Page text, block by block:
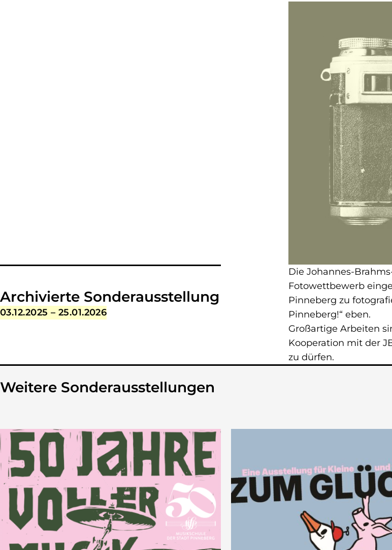
Archivierte Sonderausstellung
Ausstellungszeitraum
03.12.2025 – 25.01.2026
Die Johannes-
Fotowettbewerb
Pinneberg zu
Pinneberg!“ eben.
Großartige Arbeiten
Kooperation mit der
zu dürfen.
Weitere Sonderausstellungen